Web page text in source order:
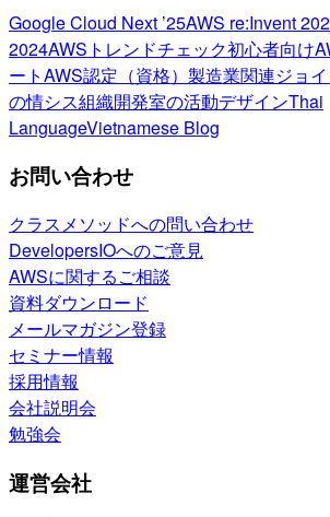
Google Cloud Next ’25AWS re:Invent
2024AWSトレンドチェック初心者向け
ートAWS認定（資格） 製造業関連ジョ
の情シス組織開発室の活動デザインThai
LanguageVietnamese Blog
お問い合わせ
クラスメソッドへの問い合わせ
DevelopersIOへのご意見
AWSに関するご相談
資料ダウンロード
メールマガジン登録
セミナー情報
採用情報
会社説明会
勉強会
運営会社